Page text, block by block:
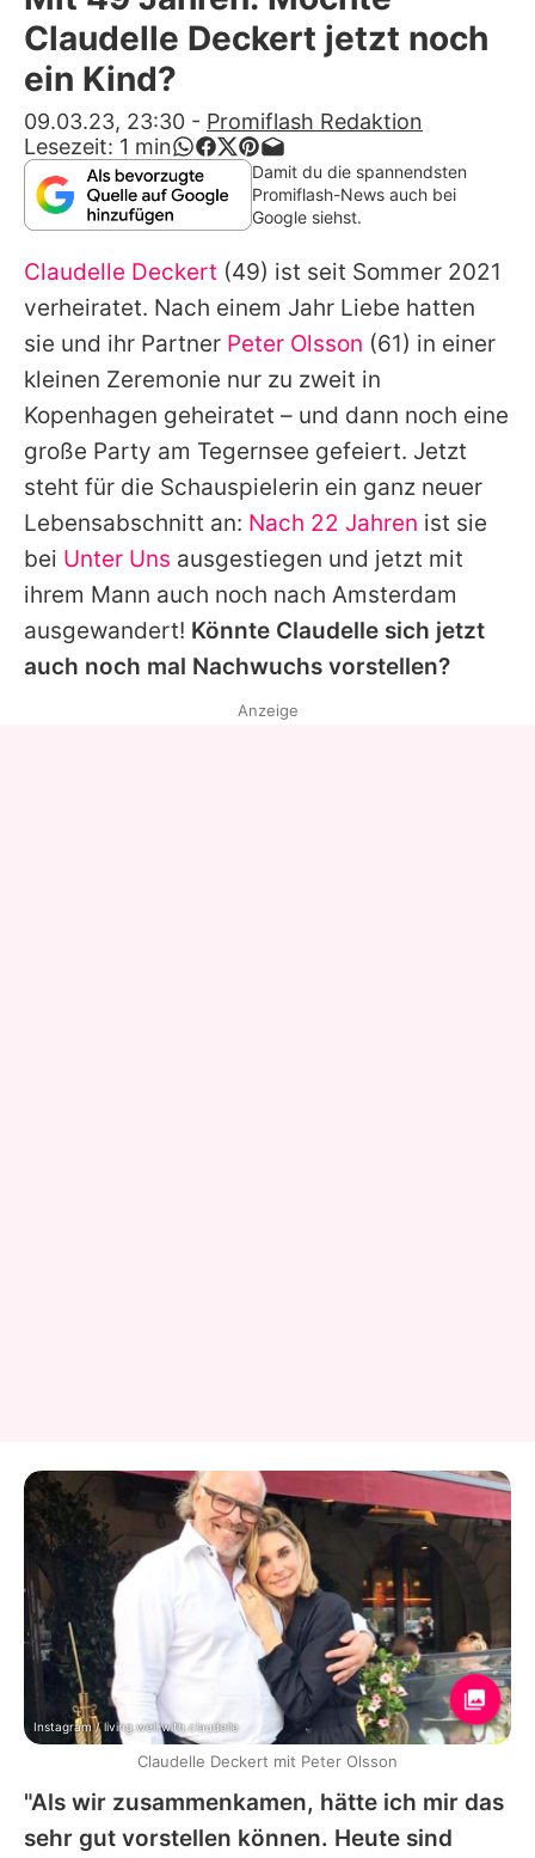
Alle Themen auf Promiflash
App runterladen
Team
Redaktionelle Richtlinien
Impressum
Datenschutzerklärung
Nutzungsbedingungen
Utiq verwalten
Claudelle Deckert jetzt noch
ein Kind?
09.03.23, 23:30 - Promiflash Redaktion
Lesezeit: 1 min
Damit du die spannendsten
Promiflash-News auch bei
Google siehst.
Claudelle Deckert (49) ist seit Sommer 2021
verheiratet. Nach einem Jahr Liebe hatten
sie und ihr Partner Peter Olsson (61) in einer
kleinen Zeremonie nur zu zweit in
Kopenhagen geheiratet – und dann noch eine
große Party am Tegernsee gefeiert. Jetzt
steht für die Schauspielerin ein ganz neuer
Lebensabschnitt an: Nach 22 Jahren ist sie
bei Unter Uns ausgestiegen und jetzt mit
ihrem Mann auch noch nach Amsterdam
ausgewandert! Könnte Claudelle sich jetzt
auch noch mal Nachwuchs vorstellen?
"Als wir zusammenkamen, hätte ich mir das
sehr gut vorstellen können. Heute sind
Anzeige
Instagram / living.well.with.claudelle
Claudelle Deckert mit Peter Olsson